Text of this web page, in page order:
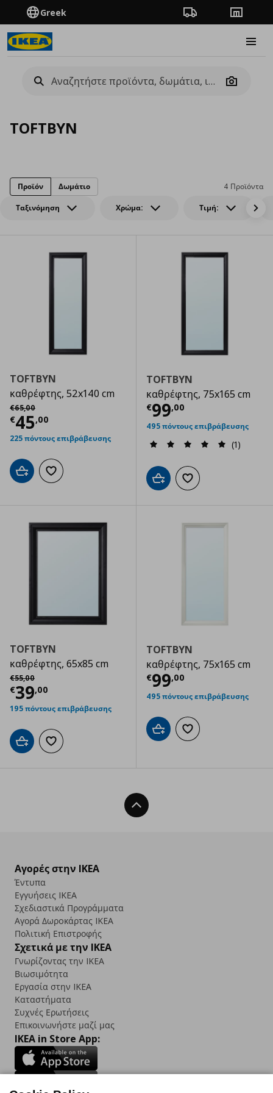
Greek Πορεία παραγγελίας
Camera
TOFTBYN
Ταξινόμηση Χρώμα: Τιμή:
4 Προϊόντα
Προϊόν Δωμάτιο
TOFTBYN
καθρέφτης, 52x140 cm
€65,00
Αρχική τιμή
€45,00
Τρέχουσα τιμή € 45,00
225 πόντους επιβράβευσης
Προσθήκη στο καλάθι
Προσθήκη στα αγαπημένα
TOFTBYN
καθρέφτης, 75x165 cm
€99,00
Τρέχουσα
495 πόντους επιβράβευσης
(1)
Προσθήκη στο καλάθι
Προσθήκη στα
TOFTBYN
καθρέφτης, 65x85 cm
€55,00
Αρχική τιμή
€39,00
Τρέχουσα τιμή € 39,00
195 πόντους επιβράβευσης
Προσθήκη στο καλάθι
Προσθήκη στα αγαπημένα
TOFTBYN
καθρέφτης, 75x165 cm
€99,00
Τρέχουσα
495 πόντους επιβράβευσης
Προσθήκη στο καλάθι
Προσθήκη στα
Back To Top
Αγορές στην IKEA
Έντυπα
Εγγυήσεις IKEA
Σχεδιαστικά Προγράμματα
Αγορά Δωρoκάρτας IKEA
Πολιτική Επιστροφής
Σχετικά με την IKEA
Γνωρίζοντας την IKEA
Βιωσιμότητα
Εργασία στην IKEA
Καταστήματα
Συχνές Ερωτήσεις
Επικοινωνήστε μαζί μας
IKEA in Store App: